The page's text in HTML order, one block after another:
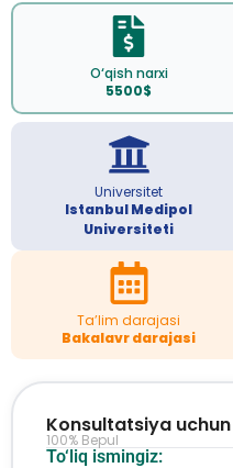
O‘qish narxi
5500$
Universitet
Istanbul Medipol
Universiteti
Ta’lim darajasi
Bakalavr darajasi
To‘liq ismingiz:
Konsultatsiya
100% Bepul